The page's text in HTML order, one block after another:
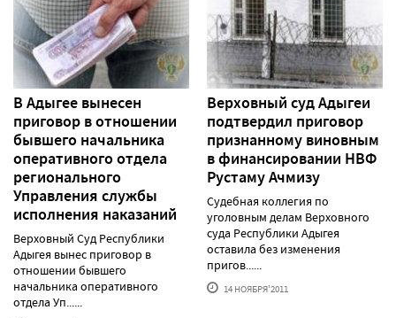
В Адыгее вынесен
приговор в отношении
бывшего начальника
оперативного отдела
регионального
Управления службы
исполнения наказаний
Верховный Суд Республики
Адыгея вынес приговор в
отношении бывшего
начальника оперативного
отдела Уп......
Верховный суд Адыгеи
подтвердил приговор
признанному виновным
в финансировании НВФ
Рустаму Ачмизу
Судебная коллегия по
уголовным делам Верховного
суда Республики Адыгея
оставила без изменения
пригов......
14 НОЯБРЯ'2011